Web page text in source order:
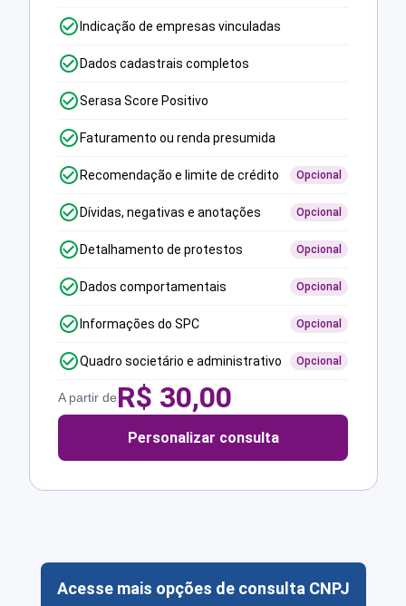
Indicação de empresas vinculadas
Dados cadastrais completos
Serasa Score Positivo
Faturamento ou renda presumida
Recomendação e limite de crédito Opcional
Dívidas, negativas e anotações Opcional
Detalhamento de protestos Opcional
Dados comportamentais Opcional
Informações do SPC Opcional
Quadro societário e administrativo Opcional
A partir deR$ 30,00
Personalizar consulta
Acesse mais opções de consulta CNPJ